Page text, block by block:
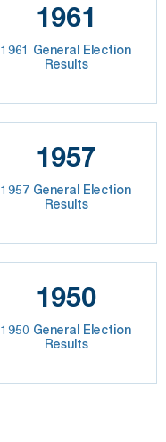
1961
1961 General Election
Results
1957
1957 General Election
Results
1950
1950 General Election
Results